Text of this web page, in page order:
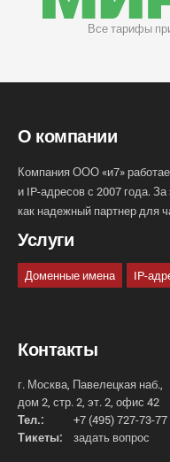
Все тарифы
О компании
Компания ООО «и7»
и IP-адресов с 2007 года.
как надежный партнер для
Услуги
Доменные имена IP-
Контакты
г. Москва, Павелецкая наб.,
дом 2, стр. 2, эт. 2, офис 42
Тел.:
+7 (495) 727-73-77
Тикеты:
задать вопрос